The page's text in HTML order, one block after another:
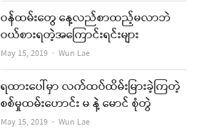
ဝန်ထမ်းတွေ နေ့လည်စာထည့်မလာဘဲ
ဝယ်စားရတဲ့အကြောင်းရင်းများ
May 15, 2019 Author
Wun Lae
ရထားပေါ်မှာ လက်ထပ်ထိမ်းမြားခဲ့ကြတဲ့
စစ်မှုထမ်းဟောင်း မ နဲ့ မောင် စုံတွဲ
May 15, 2019 Author
Wun Lae